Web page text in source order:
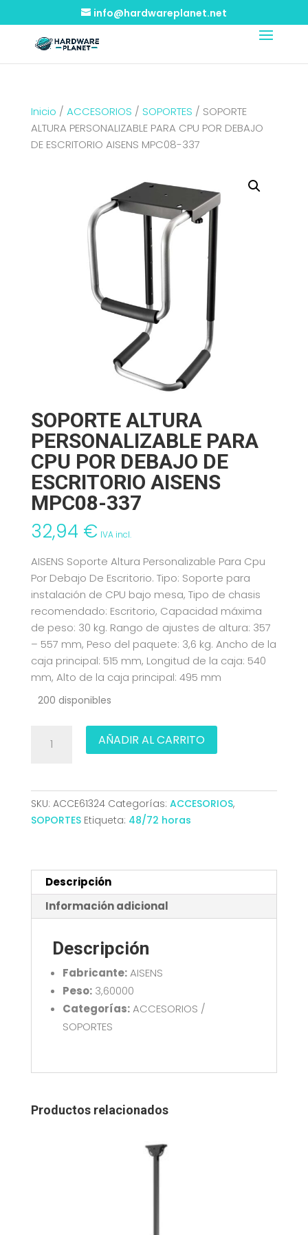
info@hardwareplanet.net
Inicio / ACCESORIOS / SOPORTES / SOPORTE
ALTURA PERSONALIZABLE PARA CPU POR DEBAJO
DE ESCRITORIO AISENS MPC08-337
SOPORTE ALTURA
PERSONALIZABLE PARA
CPU POR DEBAJO DE
ESCRITORIO AISENS
MPC08-337
32,94 € IVA incl.
AISENS Soporte Altura Personalizable Para Cpu
Por Debajo De Escritorio. Tipo: Soporte para
instalación de CPU bajo mesa, Tipo de chasis
recomendado: Escritorio, Capacidad máxima
de peso: 30 kg. Rango de ajustes de altura: 357
– 557 mm, Peso del paquete: 3,6 kg. Ancho de la
caja principal: 515 mm, Longitud de la caja: 540
mm, Alto de la caja principal: 495 mm
200 disponibles
ALTURA
CPU
POR
AISENS
MPC08-
337
AÑADIR AL CARRITO
SKU: ACCE61324 Categorías: ACCESORIOS,
SOPORTES Etiqueta: 48/72 horas
Descripción
Información adicional
Descripción
Fabricante:AISENS
Peso:3,60000
Categorías:ACCESORIOS /
SOPORTES
Productos relacionados